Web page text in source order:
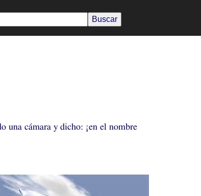
una cámara y dicho: ¡en el nombre